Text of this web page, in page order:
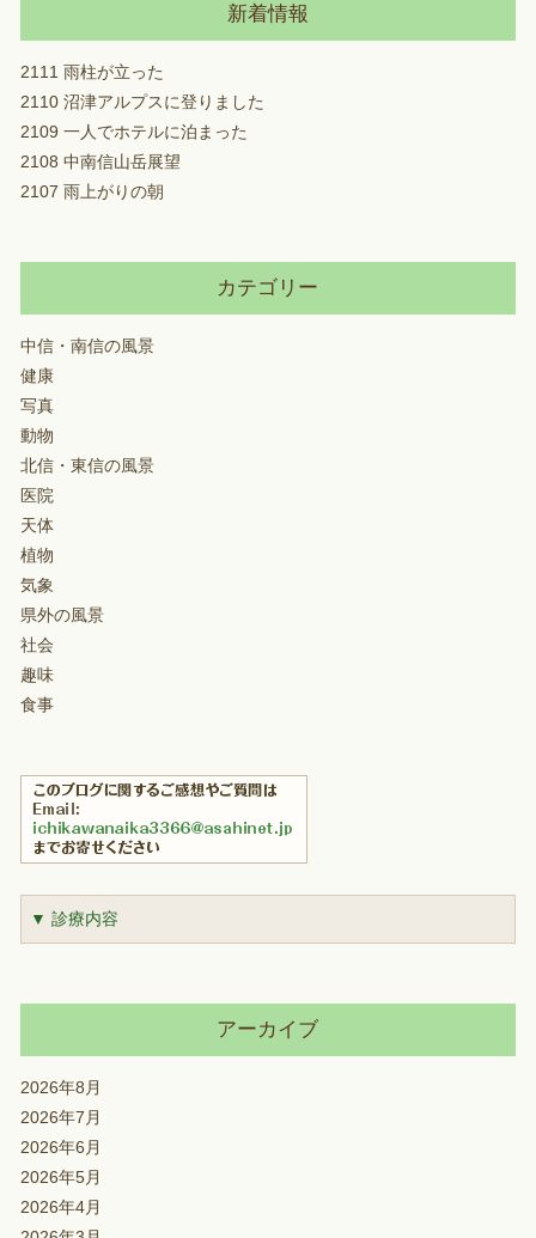
新着情報
2111 雨柱が立った
2110 沼津アルプスに登りました
2109 一人でホテルに泊まった
2108 中南信山岳展望
2107 雨上がりの朝
カテゴリー
中信・南信の風景
健康
写真
動物
北信・東信の風景
医院
天体
植物
気象
県外の風景
社会
趣味
食事
▼ 診療内容
アーカイブ
2026年8月
2026年7月
2026年6月
2026年5月
2026年4月